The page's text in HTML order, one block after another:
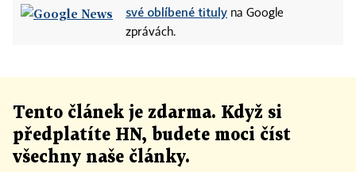
své oblíbené tituly na Google
zprávách.
Tento článek je zdarma. Když si
předplatíte HN, budete moci číst
všechny naše články.